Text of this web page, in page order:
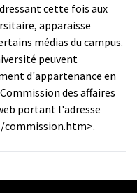
cette fois aux
apparaisse
médias du campus.
peuvent
d'appartenance en
des affaires
portant l'adresse
commission.htm>.